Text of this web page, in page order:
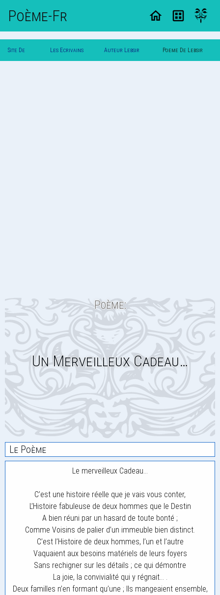
Poème-Fr
Site De Les Ecrivains Auteur Lebsir Poeme De Lebsir
Poème:
Un Merveilleux Cadeau…
Le Poème
Le merveilleux Cadeau…
C’est une histoire réelle que je vais vous conter,
L’Histoire fabuleuse de deux hommes que le Destin
A bien réuni par un hasard de toute bonté ;
Comme Voisins de palier d’un immeuble bien distinct.
C’est l’Histoire de deux hommes, l’un et l’autre
Vaquaient aux besoins matériels de leurs foyers
Sans rechigner sur les détails ; ce qui démontre
La joie, la convivialité qui y régnait… .
Deux familles n’en formant qu’une ; Ils mangeaient ensemble,